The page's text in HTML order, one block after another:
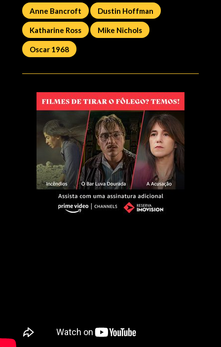
Anne Bancroft Dustin Hoffman
Katharine Ross Mike Nichols
Oscar 1968